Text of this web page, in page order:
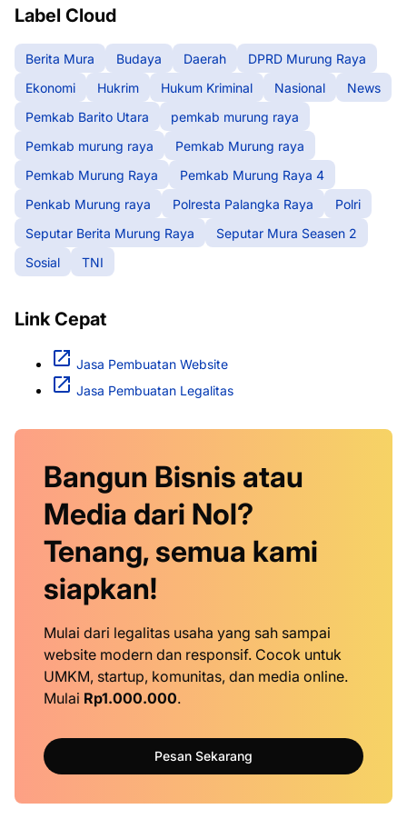
Label Cloud
Berita Mura Budaya Daerah
DPRD Murung Raya
Ekonomi
Hukrim Hukum Kriminal Nasional
News
Pemkab Barito Utara
pemkab murung raya
Pemkab murung raya
Pemkab Murung raya
Pemkab Murung Raya
Pemkab Murung Raya 4
Penkab Murung raya
Polresta Palangka Raya
Polri
Seputar Berita Murung Raya
Seputar Mura Seasen 2
Sosial
TNI
Link Cepat
Jasa Pembuatan Website
Jasa Pembuatan Legalitas
Bangun Bisnis atau
Media dari Nol?
Tenang, semua kami
siapkan!
Mulai dari legalitas usaha yang sah sampai
website modern dan responsif. Cocok untuk
UMKM, startup, komunitas, dan media online.
Mulai Rp1.000.000.
Pesan Sekarang